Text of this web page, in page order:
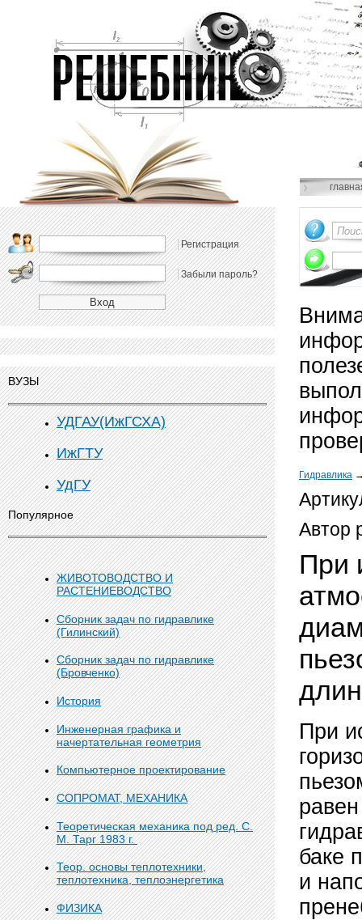
Регистрация
Забыли пароль?
ВУЗЫ
УДГАУ(ИжГСХА)
ИжГТУ
УдГУ
Популярное
ЖИВОТОВОДСТВО И
РАСТЕНИЕВОДСТВО
Сборник задач по гидравлике
(Гилинский)
Сборник задач по гидравлике
(Бровченко)
История
Инженерная графика и
начертательная геометрия
Компьютерное проектирование
СОПРОМАТ, МЕХАНИКА
Теоретическая механика под ред. С.
М. Тарг 1983 г.
Теор. основы теплотехники,
теплотехника, теплоэнергетика
ФИЗИКА
Гидравлика
Автор
При
При
баке
и